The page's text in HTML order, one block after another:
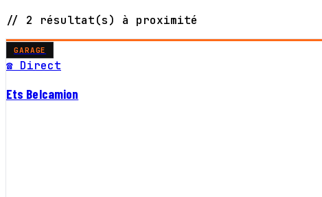
// 2 résultat(s) à proximité
GARAGE
☎ Direct
Ets Belcamion